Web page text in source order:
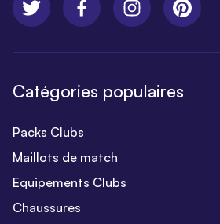
Catégories populaires
Packs Clubs
Maillots de match
Equipements Clubs
Chaussures